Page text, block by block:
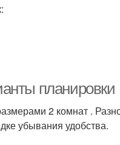
планировки
2 комнат .
убывания удобства.